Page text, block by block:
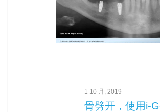
1 10 月, 2019
骨劈开，使用i-